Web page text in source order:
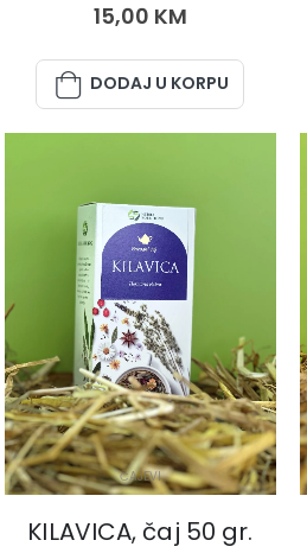
15,00 KM
DODAJ U KORPU
ČAJEVI
KILAVICA, čaj 50 gr.